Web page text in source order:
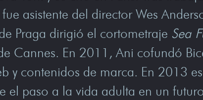
asistente del director Wes
Praga dirigió el cortometraje Sea
Cannes. En 2011, Ani cofundó
y contenidos de marca. En 2013
el paso a la vida adulta en un